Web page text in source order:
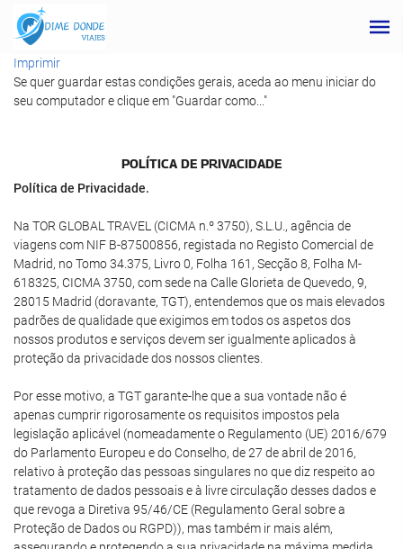
Imprimir
Se quer guardar estas condições gerais, aceda ao menu iniciar do
seu computador e clique em "Guardar como..."
POLÍTICA DE PRIVACIDADE
Política de Privacidade.
Na TOR GLOBAL TRAVEL (CICMA n.º 3750), S.L.U., agência de
viagens com NIF B-87500856, registada no Registo Comercial de
Madrid, no Tomo 34.375, Livro 0, Folha 161, Secção 8, Folha M-
618325, CICMA 3750, com sede na Calle Glorieta de Quevedo, 9,
28015 Madrid (doravante, TGT), entendemos que os mais elevados
padrões de qualidade que exigimos em todos os aspetos dos
nossos produtos e serviços devem ser igualmente aplicados à
proteção da privacidade dos nossos clientes.
Por esse motivo, a TGT garante-lhe que a sua vontade não é
apenas cumprir rigorosamente os requisitos impostos pela
legislação aplicável (nomeadamente o Regulamento (UE) 2016/679
do Parlamento Europeu e do Conselho, de 27 de abril de 2016,
relativo à proteção das pessoas singulares no que diz respeito ao
tratamento de dados pessoais e à livre circulação desses dados e
que revoga a Diretiva 95/46/CE (Regulamento Geral sobre a
Proteção de Dados ou RGPD)), mas também ir mais além,